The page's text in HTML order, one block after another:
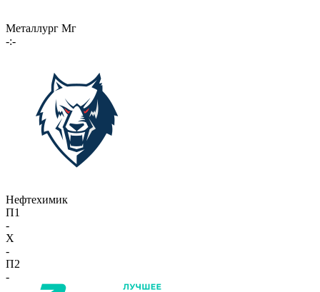
Металлург Мг
-:-
Нефтехимик
П1
-
X
-
П2
-